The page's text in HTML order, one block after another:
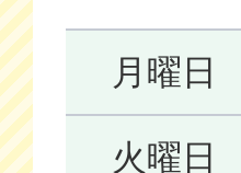
月曜日
火曜日